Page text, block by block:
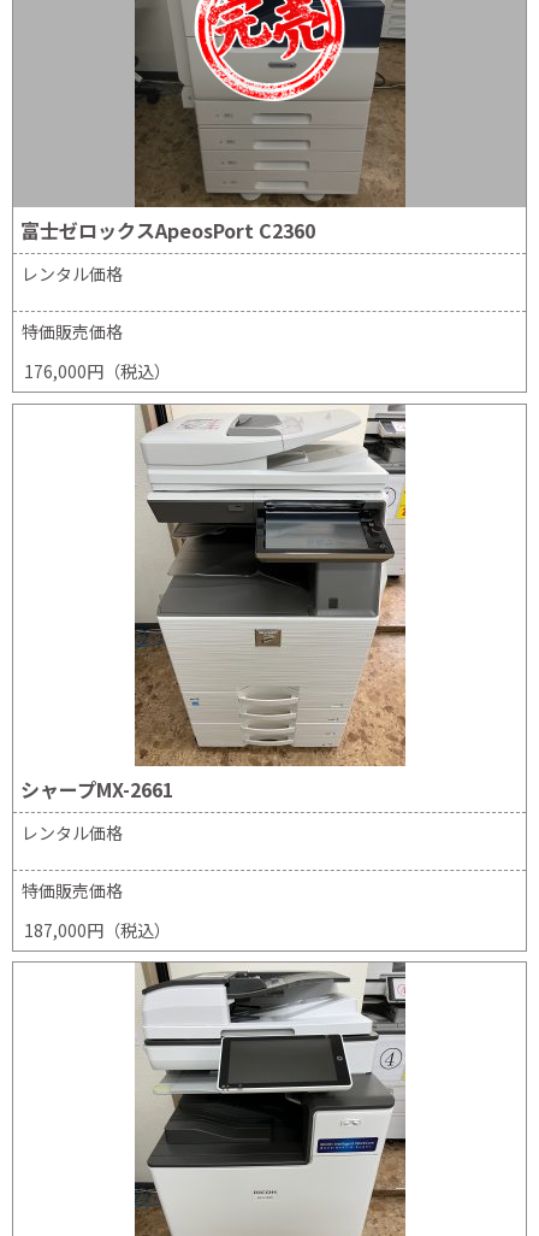
富士ゼロックスApeosPort C2360
レンタル価格
特価販売価格
176,000円（税込）
シャープMX-2661
レンタル価格
特価販売価格
187,000円（税込）